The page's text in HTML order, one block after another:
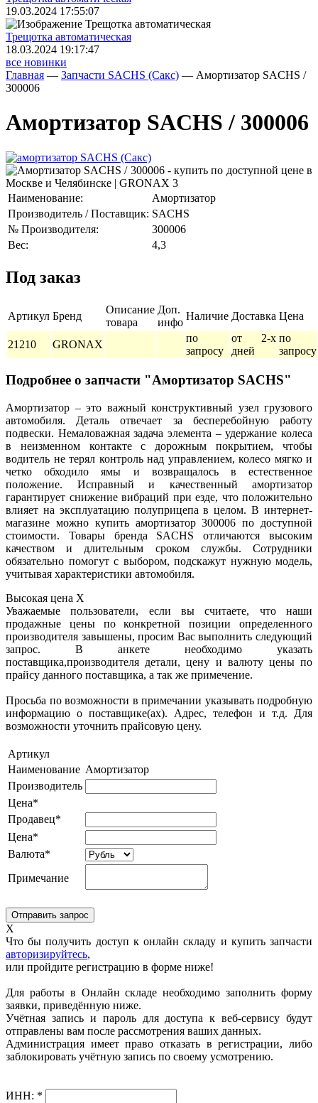
19.03.2024 17:55:07
Трещoтка автоматическая
18.03.2024 19:17:47
все новинки
Главная — Запчасти SACHS (Сакс) — Амортизатор SACHS /
300006
Амортизатор SACHS / 300006
Наименование:
Амортизатор
Производитель / Поставщик: SACHS
№ Производителя:
300006
Вес:
4,3
Под заказ
Артикул Бренд
Описание
товара
Доп.
инфо
Наличие Доставка Цена
21210 GRONAX
по
запросу
от 2-х
дней
по
запросу
Подробнее о запчасти "Амортизатор SACHS"
Амортизатор – это важный конструктивный узел грузового
автомобиля. Деталь отвечает за бесперебойную работу
подвески. Немаловажная задача элемента – удержание колеса
в неизменном контакте с дорожным покрытием, чтобы
водитель не терял контроль над управлением, колесо мягко и
четко обходило ямы и возвращалось в естественное
положение. Исправный и качественный амортизатор
гарантирует снижение вибраций при езде, что положительно
влияет на эксплуатацию полуприцепа в целом. В интернет-
магазине можно купить амортизатор 300006 по доступной
стоимости. Товары бренда SACHS отличаются высоким
качеством и длительным сроком службы. Сотрудники
обязательно помогут с выбором, подскажут нужную модель,
учитывая характеристики автомобиля.
Высокая цена X
Уважаемые пользователи, если вы считаете, что наши
продажные цены по конкретной позиции определенного
производителя завышены, просим Вас выполнить следующий
запрос. В анкете необходимо указать
поставщика,производителя детали, цену и валюту цены по
прайсу данного поставщика, а так же примечение.
Просьба по возможности в примечании указывать подробную
информацию о поставщике(ах). Адрес, телефон и т.д. Для
возможности уточнить прайсовую цену.
Артикул
Наименование Амортизатор
Производитель
Цена*
Продавец*
Цена*
Валюта*
Примечание
X
Что бы получить доступ к онлайн складу и купить запчасти
авторизируйтесь,
или пройдите регистрацию в форме ниже!
Для работы в Онлайн складе необходимо заполнить форму
заявки, приведённую ниже.
Учётная запись и пароль для доступа к веб-сервису будут
отправлены вам после рассмотрения ваших данных.
Администрация имеет право отказать в регистрации, либо
заблокировать учётную запись по своему усмотрению.
ИНН: *